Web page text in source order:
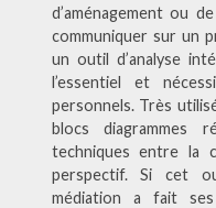
d’aménagement ou
communiquer sur un
un outil d’analyse
l’essentiel et
personnels. Très
blocs diagrammes
techniques entre la
perspectif. Si cet
médiation a fait